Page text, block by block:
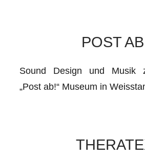
POST
Sound Design und Musik
„Post ab!“ Museum in